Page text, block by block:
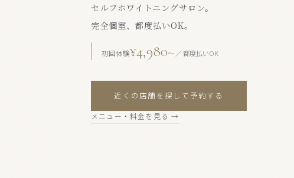
セルフホワイトニングサロン。
完全個室、都度払いOK。
初回体験¥4,980〜 ／ 都度払いOK
近くの店舗を探して予約する
メニュー・料金を見る →